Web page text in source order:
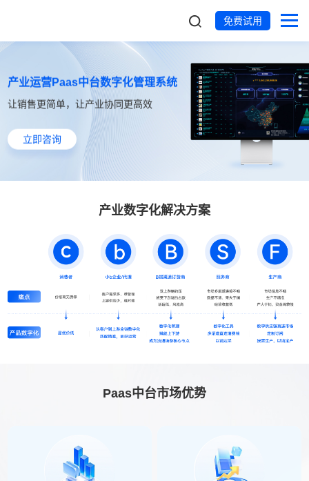
免费试用
产业运营Paas中台数字化管理系统
让销售更简单，让产业协同更高效
立即咨询
产业数字化解决方案
Paas中台市场优势